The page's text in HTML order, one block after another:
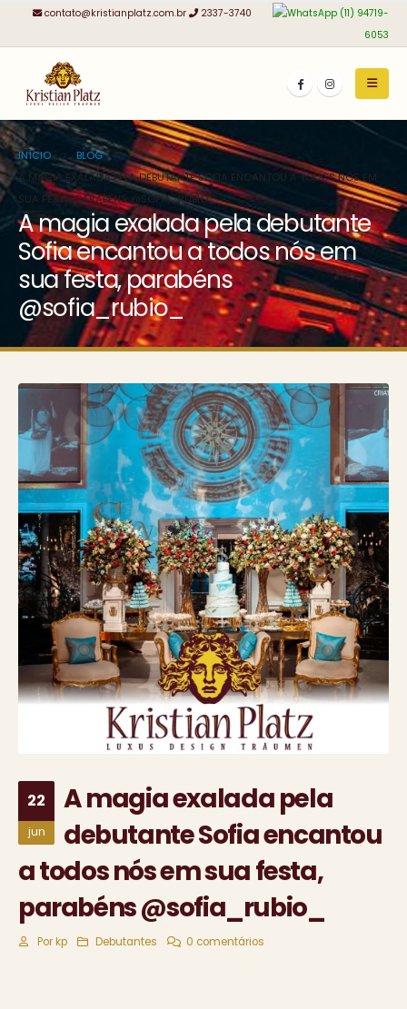
contato@kristianplatz.com.br 2337-3740
(11) 94719-
6053
INÍCIO
BLOG
A MAGIA EXALADA PELA DEBUTANTE SOFIA ENCANTOU A TODOS NÓS EM
SUA FESTA, PARABÉNS @SOFIA_RUBIO_
A magia exalada pela debutante
Sofia encantou a todos nós em
sua festa, parabéns
@sofia_rubio_
22
jun
A magia exalada pela
debutante Sofia encantou
a todos nós em sua festa,
parabéns @sofia_rubio_
Por kp Debutantes 0 comentários